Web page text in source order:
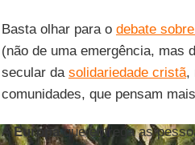
Basta olhar para o debate
(não de uma emergência, mas
secular da solidariedade cristã,
comunidades, que pensam
AEuropa que entrega as